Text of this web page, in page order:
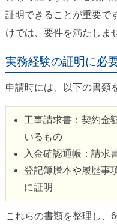
証明できることが重要で
けでは、要件を満たしま
実務経験の証明に必
申請時には、以下の書類
工事請求書：契約金
いるもの
入金確認通帳：請求
登記簿謄本や履歴事
に証明
これらの書類を整理し、